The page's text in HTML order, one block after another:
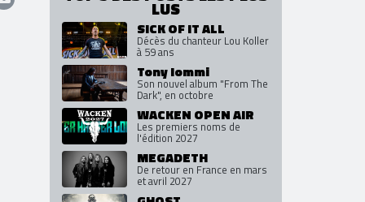
LUS
SICK OF IT ALL
Décès du chanteur Lou Koller
à 59 ans
Tony Iommi
Son nouvel album "From The
Dark", en octobre
WACKEN OPEN AIR
Les premiers noms de
l'édition 2027
MEGADETH
De retour en France en mars
et avril 2027